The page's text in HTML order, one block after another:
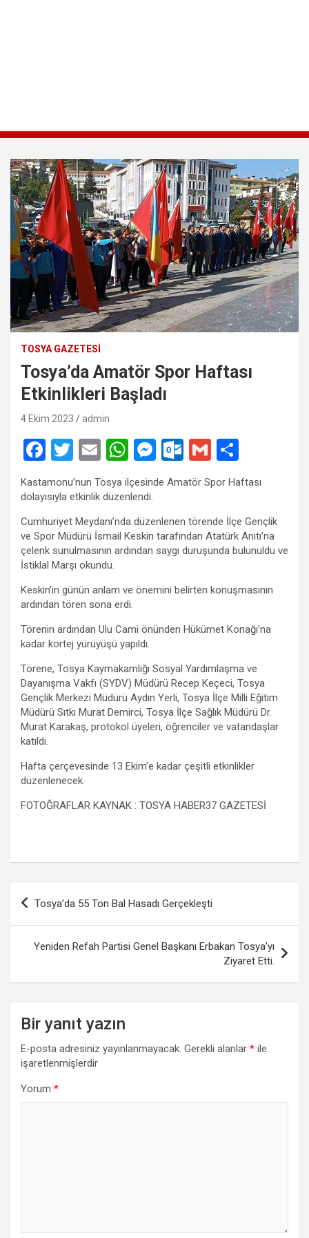
TOSYA GAZETESI
Tosya’da Amatör Spor Haftası
Etkinlikleri Başladı
4 Ekim 2023 admin
F
ce
b
o
o
k
T
wi
tt
er
E
ail
W
at
s
A
p
p
M
es
se
n
g
er
O
ut
lo
o
k.
c
o
G
m
ail
h
ar
e
Kastamonu’nun Tosya ilçesinde Amatör Spor Haftası
dolayısıyla etkinlik düzenlendi.
Cumhuriyet Meydanı’nda düzenlenen törende İlçe Gençlik
ve Spor Müdürü İsmail Keskin tarafından Atatürk Anıtı’na
çelenk sunulmasının ardından saygı duruşunda bulunuldu ve
İstiklal Marşı okundu.
Keskin’in günün anlam ve önemini belirten konuşmasının
ardından tören sona erdi.
Törenin ardından Ulu Cami önünden Hükümet Konağı’na
kadar kortej yürüyüşü yapıldı.
Törene, Tosya Kaymakamlığı Sosyal Yardımlaşma ve
Dayanışma Vakfı (SYDV) Müdürü Recep Keçeci, Tosya
Gençlik Merkezi Müdürü Aydın Yerli, Tosya İlçe Milli Eğitim
Müdürü Sıtkı Murat Demirci, Tosya İlçe Sağlık Müdürü Dr.
Murat Karakaş, protokol üyeleri, öğrenciler ve vatandaşlar
katıldı.
Hafta çerçevesinde 13 Ekim’e kadar çeşitli etkinlikler
düzenlenecek.
FOTOĞRAFLAR KAYNAK : TOSYA HABER37 GAZETESİ
Yazı
gezinmesi
Tosya’da 55 Ton Bal Hasadı Gerçekleşti
Yeniden Refah Partisi Genel Başkanı Erbakan Tosya’yı
Ziyaret Etti.
Bir yanıt yazın
E-posta adresiniz yayınlanmayacak. Gerekli alanlar * ile
işaretlenmişlerdir
Yorum *